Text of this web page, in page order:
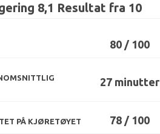
8,1 Resultat fra 10
80 / 100
27 minutter
PÅ KJØRETØYET 78 / 100